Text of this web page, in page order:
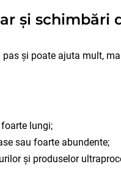
și schimbări
și poate ajuta mult,
lungi;
sau foarte abundente;
și produselor